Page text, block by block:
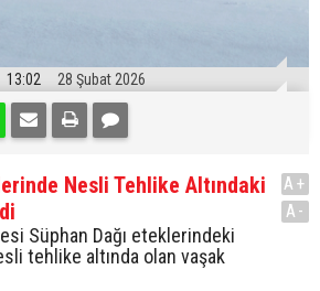
13:02 28 Şubat 2026
Nesli Tehlike Altındaki
Süphan Dağı eteklerindeki
tehlike altında olan vaşak
A+
A-